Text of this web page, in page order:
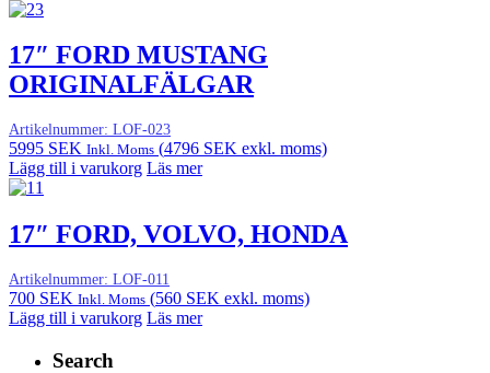
17″ FORD MUSTANG
ORIGINALFÄLGAR
Artikelnummer: LOF-023
5995 SEK Inkl. Moms (4796 SEK exkl. moms)
Lägg till i varukorg Läs mer
17″ FORD, VOLVO, HONDA
Artikelnummer: LOF-011
700 SEK Inkl. Moms (560 SEK exkl. moms)
Lägg till i varukorg Läs mer
Search